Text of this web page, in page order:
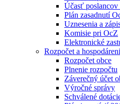
Účasť
Plán zasadnutí
Uznesenia a
Komisie pri OcZ
Elektronické
Rozpočet a
Rozpočet obce
Plnenie rozpočtu
Záverečný účet
Výročné správy
Schválené